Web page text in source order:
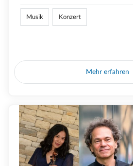
Musik Konzert
Mehr erfahren